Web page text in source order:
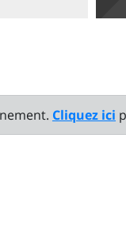
Cliquez ici